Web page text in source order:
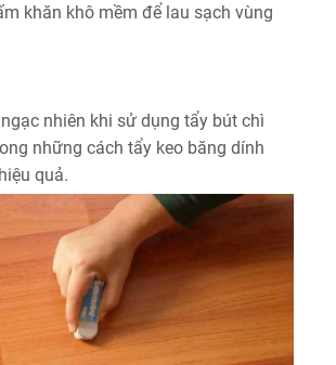
khăn khô mềm để lau sạch vùng
nhiên khi sử dụng tẩy bút chì
những cách tẩy keo băng dính
quả.